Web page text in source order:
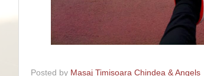
Posted by Masaj Timisoara Chindea & Angels